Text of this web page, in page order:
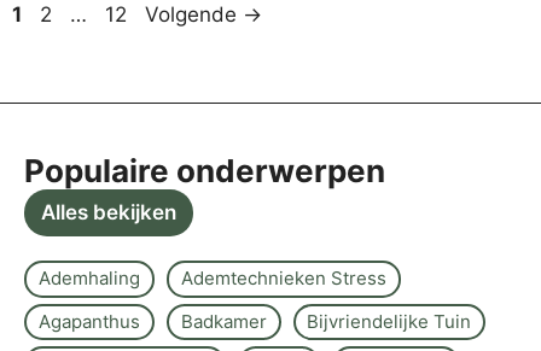
Pagina
1 Pagina
2 … Pagina
12 Volgende →
Populaire onderwerpen
Alles bekijken
Ademhaling
Ademtechnieken Stress
Agapanthus
Badkamer
Bijvriendelijke Tuin